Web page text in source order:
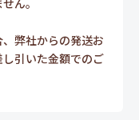
ん。
弊社からの発送お
引いた金額でのご